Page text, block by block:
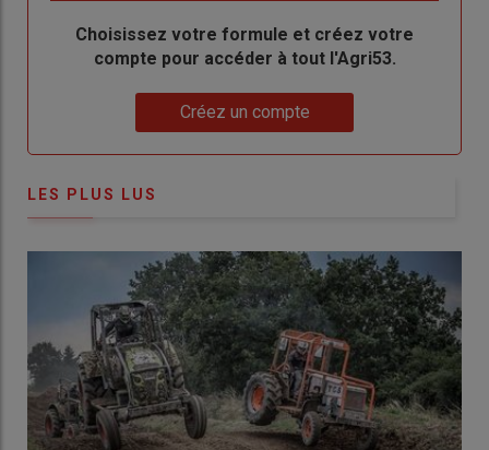
BodyChoisissez votre formule et créez votre
compte pour accéder à tout l'Agri53.
Créez un compte
LES PLUS LUS